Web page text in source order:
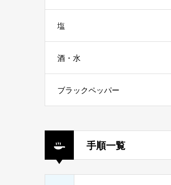
塩
酒・水
ブラックペッパー
手順一覧